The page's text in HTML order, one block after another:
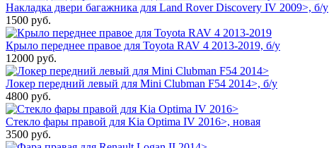
Накладка двери багажника для Land Rover Discovery IV 2009>, б/у
1500 руб.
Крыло переднее правое для Toyota RAV 4 2013-2019, б/у
12000 руб.
Локер передний левый для Mini Clubman F54 2014>, б/у
4800 руб.
Стекло фары правой для Kia Optima IV 2016>, новая
3500 руб.